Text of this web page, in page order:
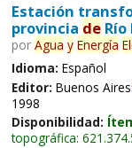
Estación
provincia deRío
por Agua y Energía
Idioma: Español
Editor: Buenos Aires:
1998
Disponibilidad:
topográfica: